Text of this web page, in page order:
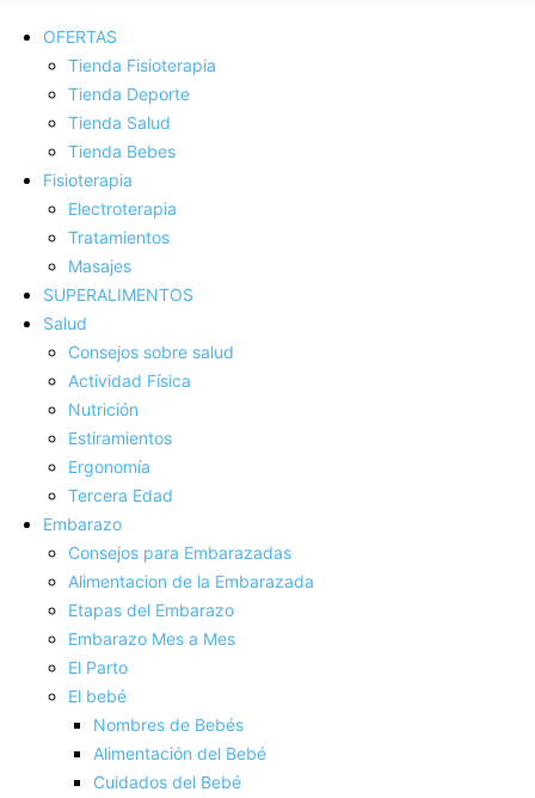
OFERTAS
Tienda Fisioterapia
Tienda Deporte
Tienda Salud
Tienda Bebes
Fisioterapia
Electroterapia
Tratamientos
Masajes
SUPERALIMENTOS
Salud
Consejos sobre salud
Actividad Fí­sica
Nutrición
Estiramientos
Ergonomí­a
Tercera Edad
Embarazo
Consejos para Embarazadas
Alimentacion de la Embarazada
Etapas del Embarazo
Embarazo Mes a Mes
El Parto
El bebé
Nombres de Bebés
Alimentación del Bebé
Cuidados del Bebé